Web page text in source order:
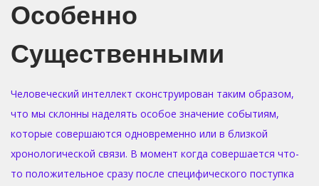
Особенно
Существенными
Человеческий интеллект сконструирован таким образом,
что мы склонны наделять особое значение событиям,
которые совершаются одновременно или в близкой
хронологической связи. В момент когда совершается что-
то положительное сразу после специфического поступка